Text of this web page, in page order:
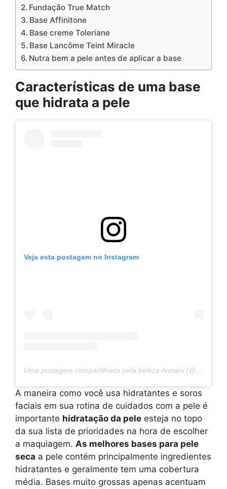
Fundação True Match
Base Affinitone
Base creme Toleriane
Base Lancôme Teint Miracle
Nutra bem a pele antes de aplicar a base
Características de uma base
que hidrata a pele
Veja esta postagem no Instagram
Uma postagem compartilhada pela beleza Armani (@armanibeauty)
A maneira como você usa hidratantes e soros
faciais em sua rotina de cuidados com a pele é
importante hidratação da pele esteja no topo
da sua lista de prioridades na hora de escolher
a maquiagem. As melhores bases para pele
seca a pele contém principalmente ingredientes
hidratantes e geralmente tem uma cobertura
média. Bases muito grossas apenas acentuam